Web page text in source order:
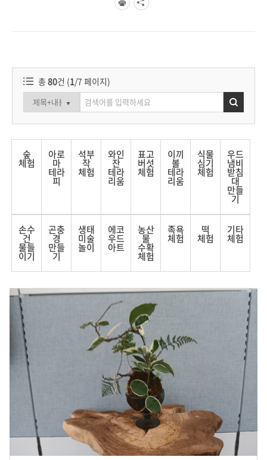
총 80건 (1/7 페이지)
숲
체험
아로
마
테라
피
석부
작
체험
와인
잔
테라
리움
표고
버섯
체험
이끼
볼
테라
리움
식물
심기
체험
우드
냄비
받침
대
만들
기
손수
건
물들
이기
곤충
경
만들
기
생태
미술
놀이
에코
우드
아트
농산
물
수확
체험
족욕
체험
떡
체험
기타
체험